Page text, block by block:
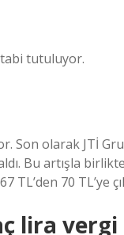
tabi tutuluyor.
Son olarak JTİ
Bu artışla
TL’den 70 TL’ye
lira vergi